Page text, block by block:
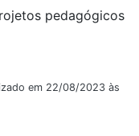
pedagógicos
em 22/08/2023 às